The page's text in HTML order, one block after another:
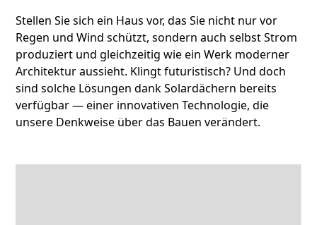
Stellen Sie sich ein Haus vor, das Sie nicht nur vor
Regen und Wind schützt, sondern auch selbst Strom
produziert und gleichzeitig wie ein Werk moderner
Architektur aussieht. Klingt futuristisch? Und doch
sind solche Lösungen dank Solardächern bereits
verfügbar — einer innovativen Technologie, die
unsere Denkweise über das Bauen verändert.